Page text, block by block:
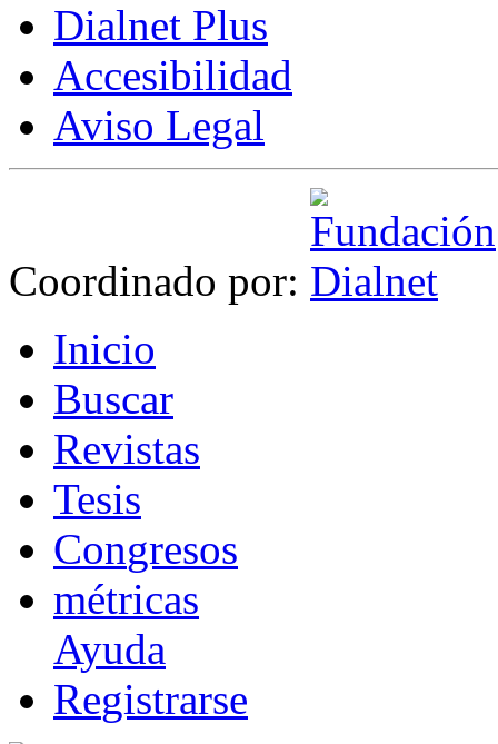
Dialnet Plus
Accesibilidad
Aviso Legal
Coordinado por:
Inicio
Buscar
Revistas
Tesis
Congresos
métricas
Ayuda
Registrarse